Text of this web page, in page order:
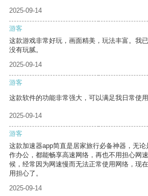
2025-09-14
游客
这款游戏非常好玩，画面精美，玩法丰富。我
没有玩腻。
2025-09-14
游客
这款软件的功能非常强大，可以满足我日常使用
2025-09-14
游客
这款加速器app简直是居家旅行必备神器，无
作办公，都能畅享高速网络，再也不用担心网
候，经常因为网速慢而无法正常使用网络，现
用担心了。
2025-09-14